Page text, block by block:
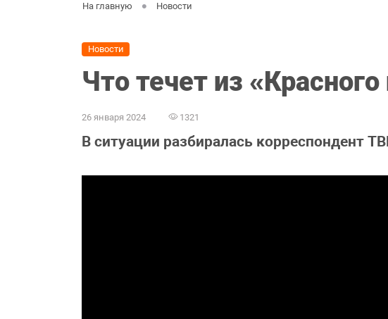
На главную Новости
Новости
Что течет из «Красного
26 января 2024 1321
В ситуации разбиралась корреспондент